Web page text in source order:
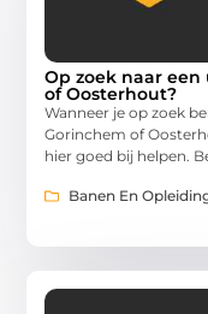
Op zoek naar
of Oosterhout?
Wanneer je op zoek
Gorinchem of
hier goed bij helpen.
Banen En